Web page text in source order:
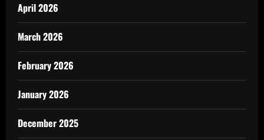
April 2026
March 2026
February 2026
January 2026
December 2025